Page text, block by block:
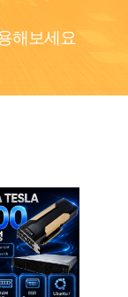
해보세요